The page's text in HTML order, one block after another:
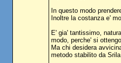
In questo modo
Inoltre la costanza e'
E' gia' tantissimo,
modo, perche' si
Ma chi desidera
metodo stabilito da